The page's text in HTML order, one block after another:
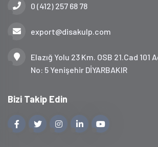
0 (412) 257 68 78
export@disakulp.com
Elazığ Yolu 23 Km. OSB 21.Cad 101
No: 5 Yenişehir DİYARBAKIR
Bizi Takip Edin